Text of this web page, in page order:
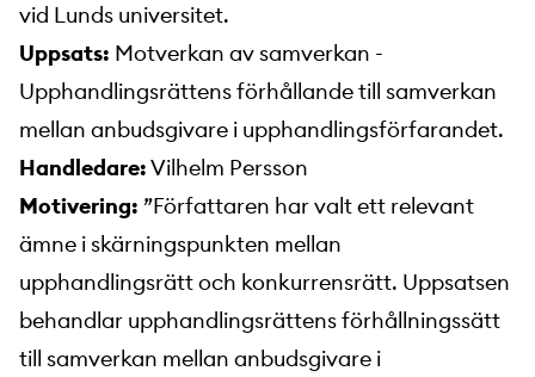
vid Lunds universitet.
Uppsats: Motverkan av samverkan -
Upphandlingsrättens förhållande till samverkan
mellan anbudsgivare i upphandlingsförfarandet.
Handledare:Vilhelm Persson
Motivering: ”Författaren har valt ett relevant
ämne i skärningspunkten mellan
upphandlingsrätt och konkurrensrätt. Uppsatsen
behandlar upphandlingsrättens förhållningssätt
till samverkan mellan anbudsgivare i